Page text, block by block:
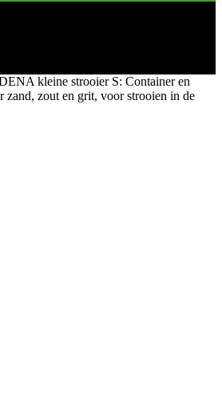
kleine strooier S: Container en
zand, zout en grit, voor strooien in de